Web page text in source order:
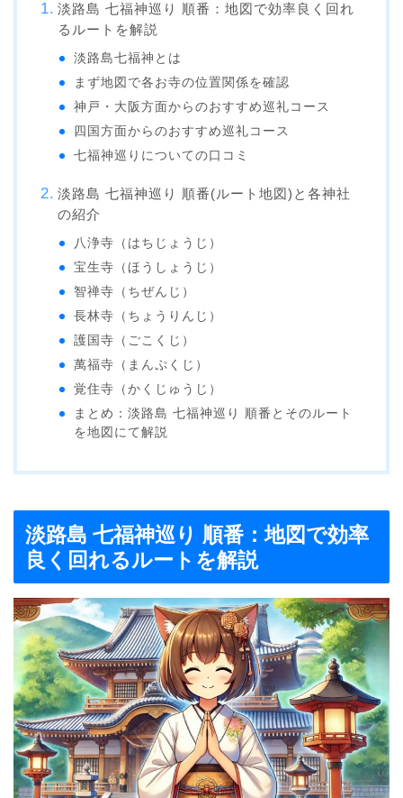
淡路島 七福神巡り 順番：地図で効率良く回れ
るルートを解説
淡路島七福神とは
まず地図で各お寺の位置関係を確認
神戸・大阪方面からのおすすめ巡礼コース
四国方面からのおすすめ巡礼コース
七福神巡りについての口コミ
淡路島 七福神巡り 順番(ルート地図)と各神社
の紹介
八浄寺（はちじょうじ）
宝生寺（ほうしょうじ）
智禅寺（ちぜんじ）
長林寺（ちょうりんじ）
護国寺（ごこくじ）
萬福寺（まんぷくじ）
覚住寺（かくじゅうじ）
まとめ：淡路島 七福神巡り 順番とそのルート
を地図にて解説
淡路島 七福神巡り 順番：地図で効率
良く回れるルートを解説